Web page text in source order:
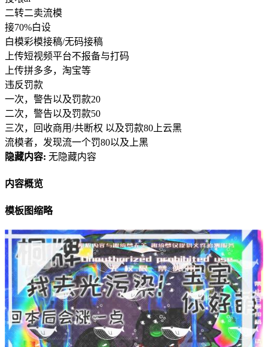
二转二卖流模
接70%白设
白模彩模接稿/无码接稿
上传短视频平台不报备与打码
上传拼多多，淘宝等
违反罚款
一次，警告以及罚款20
二次，警告以及罚款50
三次，回收商用/共断权 以及罚款80上云黑
流模者，发现流一个罚80以及上黑
隐藏内容: 无隐藏内容
内容概览
模板图缩略